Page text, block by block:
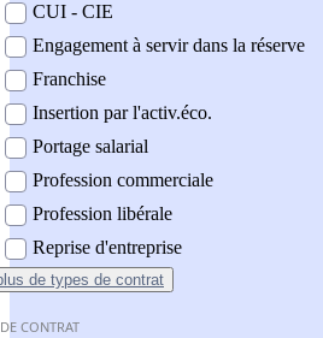
CUI - CIE
Engagement à servir dans la réserve
Franchise
Insertion par l'activ.éco.
Portage salarial
Profession commerciale
Profession libérale
Reprise d'entreprise
de types de contrat
CONTRAT